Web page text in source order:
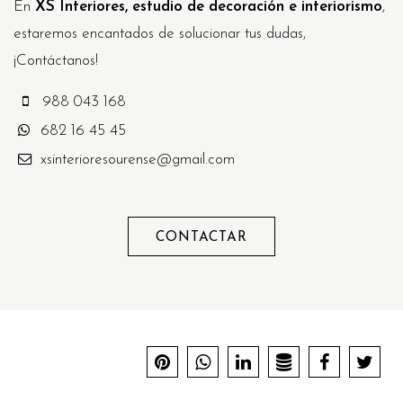
En XS Interiores, estudio de decoración e interiorismo,
estaremos encantados de solucionar tus dudas,
¡Contáctanos!
988 043 168
682 16 45 45
xsinterioresourense@gmail.com
CONTACTAR